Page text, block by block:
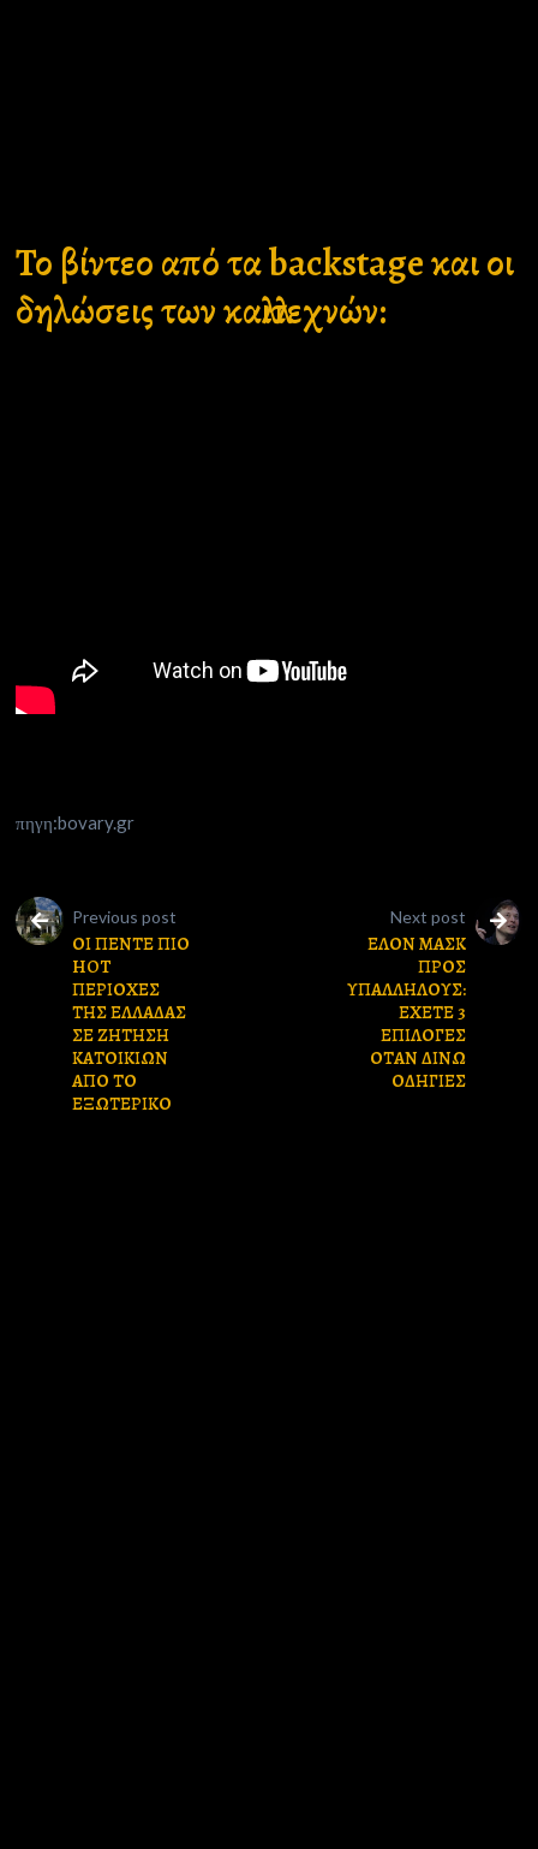
Το βίντεο από τα backstage και οι
δηλώσεις των καλλιτεχνών:
πηγη:bovary.gr
Previous post
ΟΙ ΠΕΝΤΕ ΠΙΟ
HOT
ΠΕΡΙΟΧΕΣ
ΤΗΣ ΕΛΛΑΔΑΣ
ΣΕ ΖΗΤΗΣΗ
ΚΑΤΟΙΚΙΩΝ
ΑΠΟ ΤΟ
ΕΞΩΤΕΡΙΚΟ
Next post
ΕΛΟΝ ΜΑΣΚ
ΠΡΟΣ
ΥΠΑΛΛΗΛΟΥΣ:
ΕΧΕΤΕ 3
ΕΠΙΛΟΓΕΣ
ΟΤΑΝ ΔΙΝΩ
ΟΔΗΓΙΕΣ